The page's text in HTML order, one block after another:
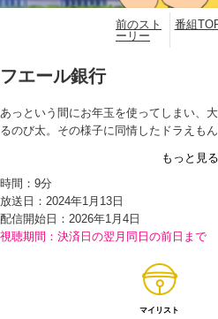
前のスト
ーリー
番組
フエール銀行
あっという間にお年玉を使ってしまい、
るのび太。その様子に同情したドラえも
ドラえもんによると、このフエール銀行
一割（わり）の利子がつくのだという。
なると言われたのび太は、たったの1円か
ば約100円、1週間あずけっぱなしだと9千
び！
に見せに行くが、ジャイアンとスネ夫か
う。それに対し、1時間ごとに一割ふえ
し、本屋やおもちゃ屋などほしいものを
時間： 9分
放送日：2024年1月13日
配信開始日： 2026年1月4日
視聴期間：決済日の翌月同日の前日まで
マイリスト